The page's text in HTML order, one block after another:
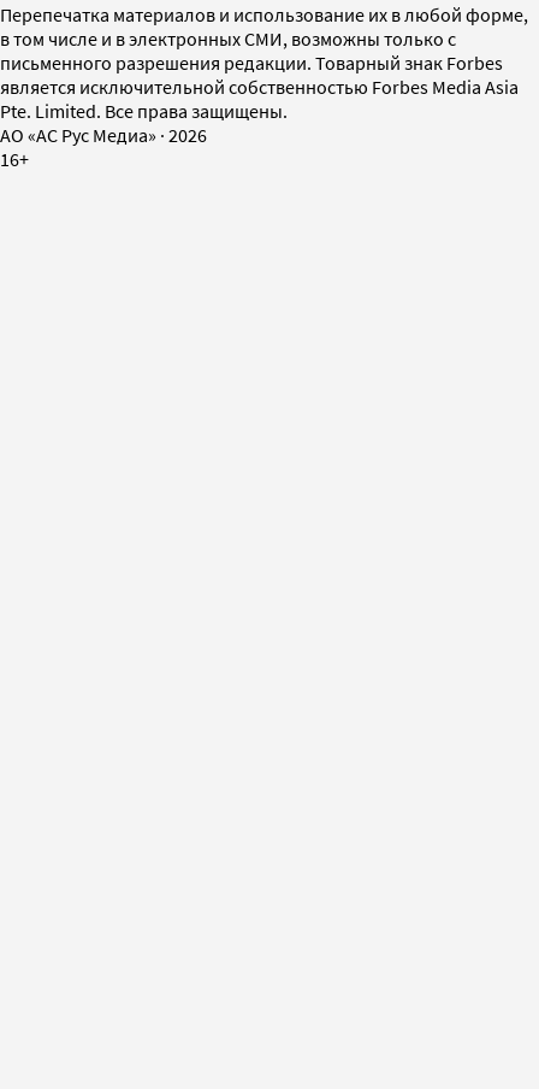
Перепечатка материалов и использование их в любой форме,
в том числе и в электронных СМИ, возможны только с
письменного разрешения редакции. Товарный знак Forbes
является исключительной собственностью Forbes Media Asia
Pte. Limited. Все права защищены.
AO «АС Рус Медиа» · 2026
16+